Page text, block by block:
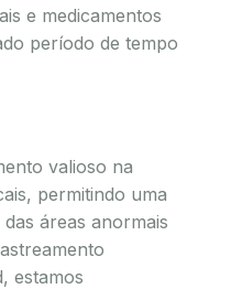
e medicamentos
período de tempo
valioso na
permitindo uma
áreas anormais
estamos